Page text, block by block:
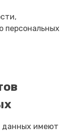
персональных
данных имеют